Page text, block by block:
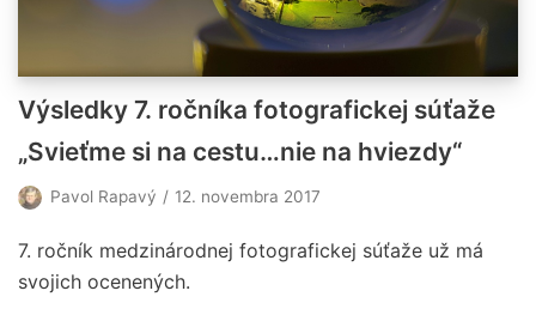
Výsledky 7. ročníka fotografickej súťaže
„Svieťme si na cestu…nie na hviezdy“
Pavol Rapavý 12. novembra 2017
7. ročník medzinárodnej fotografickej súťaže už má
svojich ocenených.